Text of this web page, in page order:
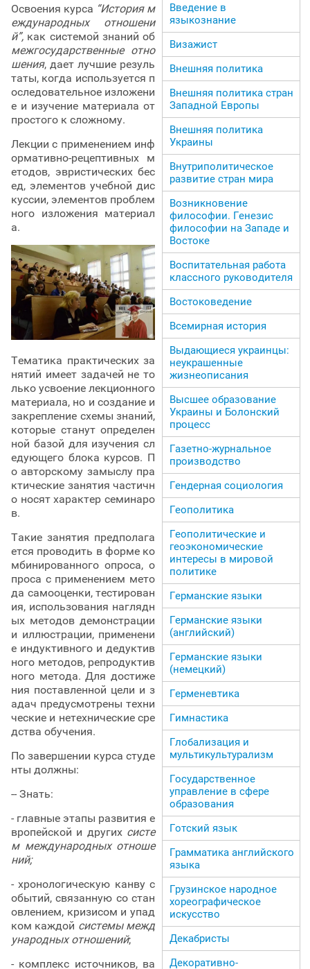
Освоения курса “История м
еждународных отношени
й”, как системой знаний об
межгосударственные отно
шения, дает лучшие резуль
таты, когда используется п
оследовательное изложени
е и изучение материала от
простого к сложному.
Лекции с применением инф
ормативно-рецептивных м
етодов, эвристических бес
ед, элементов учебной дис
куссии, элементов проблем
ного изложения материал
а.
Тематика практических за
нятий имеет задачей не то
лько усвоение лекционного
материала, но и создание и
закрепление схемы знаний,
которые станут определен
ной базой для изучения сл
едующего блока курсов. П
о авторскому замыслу пра
ктические занятия частичн
о носят характер семинаро
в.
Такие занятия предполага
ется проводить в форме ко
мбинированного опроса, о
проса с применением мето
да самооценки, тестирован
ия, использования наглядн
ых методов демонстрации
и иллюстрации, применени
е индуктивного и дедуктив
ного методов, репродуктив
ного метода. Для достиже
ния поставленной цели и з
адач предусмотрены техни
ческие и нетехнические сре
дства обучения.
По завершении курса студе
нты должны:
-- Знать:
- главные этапы развития е
вропейской и других систе
м международных отноше
ний;
- хронологическую канву с
обытий, связанную со стан
овлением, кризисом и упад
ком каждой системы межд
ународных отношений;
- комплекс источников, ва
Введение в
языкознание
Визажист
Внешняя политика
Внешняя политика стран
Западной Европы
Внешняя политика
Украины
Внутриполитическое
развитие стран мира
Возникновение
философии. Генезис
философии на Западе и
Востоке
Воспитательная работа
классного руководителя
Востоковедение
Всемирная история
Выдающиеся украинцы:
неукрашенные
жизнеописания
Высшее образование
Украины и Болонский
процесс
Газетно-журнальное
производство
Гендерная социология
Геополитика
Геополитические и
геоэкономические
интересы в мировой
политике
Германские языки
Германские языки
(английский)
Германские языки
(немецкий)
Герменевтика
Гимнастика
Глобализация и
мультикультурализм
Государственное
управление в сфере
образования
Готский язык
Грамматика английского
языка
Грузинское народное
хореографическое
искусство
Декабристы
Декоративно-